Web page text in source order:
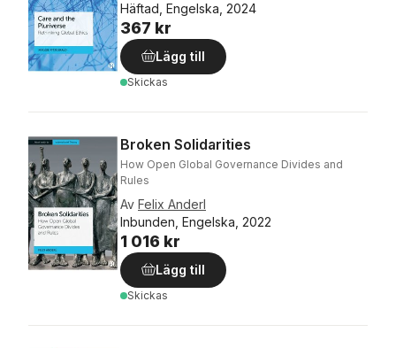
Häftad, Engelska, 2024
367 kr
Lägg till
Skickas
Broken Solidarities
How Open Global Governance Divides and
Rules
Av Felix Anderl
Inbunden, Engelska, 2022
1 016 kr
Lägg till
Skickas